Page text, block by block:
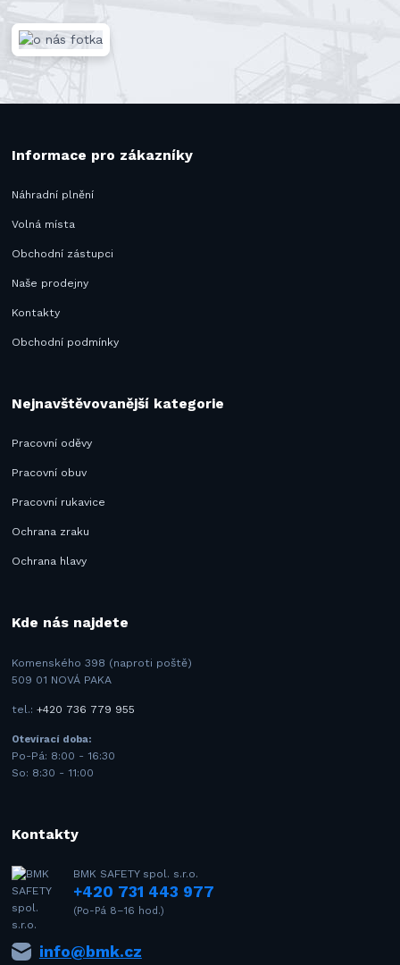
Informace pro zákazníky
Náhradní plnění
Volná místa
Obchodní zástupci
Naše prodejny
Kontakty
Obchodní podmínky
Nejnavštěvovanější kategorie
Pracovní oděvy
Pracovní obuv
Pracovní rukavice
Ochrana zraku
Ochrana hlavy
Kde nás najdete
Komenského 398 (naproti poště)
509 01 NOVÁ PAKA
tel.:+420 736 779 955
Otevírací doba:
Po-Pá: 8:00 - 16:30
So: 8:30 - 11:00
Kontakty
BMK SAFETY spol. s.r.o.
+420 731 443 977
(Po-Pá 8–16 hod.)
info@bmk.cz